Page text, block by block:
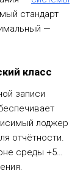
стандарт
—
класс
записи
лоджер
отчётности.
среды +5…